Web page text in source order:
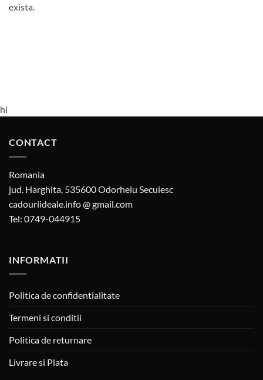
exista.
hi
CONTACT
Romania
jud. Harghita, 535600 Odorheiu Secuiesc
cadouriideale.info @ gmail.com
Tel: 0749-044915
INFORMATII
Politica de confidentialitate
Termeni si conditii
Politica de returnare
Livrare si Plata